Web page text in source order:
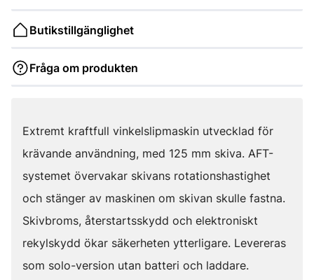
Butikstillgänglighet
Fråga om produkten
Extremt kraftfull vinkelslipmaskin utvecklad för
krävande användning, med 125 mm skiva. AFT-
systemet övervakar skivans rotationshastighet
och stänger av maskinen om skivan skulle fastna.
Skivbroms, återstartsskydd och elektroniskt
rekylskydd ökar säkerheten ytterligare. Levereras
som solo-version utan batteri och laddare.